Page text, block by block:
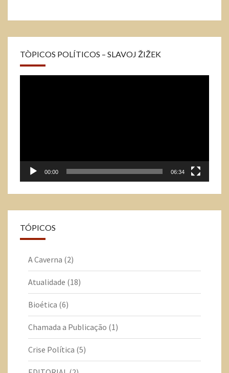
TÒPICOS POLÍTICOS – SLAVOJ ŽIŽEK
00:00 06:34
TÓPICOS
A Caverna (2)
Atualidade (18)
Bioética (6)
Chamada a Publicação (1)
Crise Política (5)